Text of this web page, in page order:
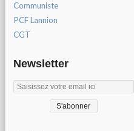
Communiste
PCF Lannion
CGT
Newsletter